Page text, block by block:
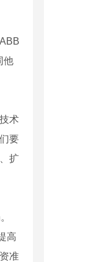
他
术
要
扩
高
准